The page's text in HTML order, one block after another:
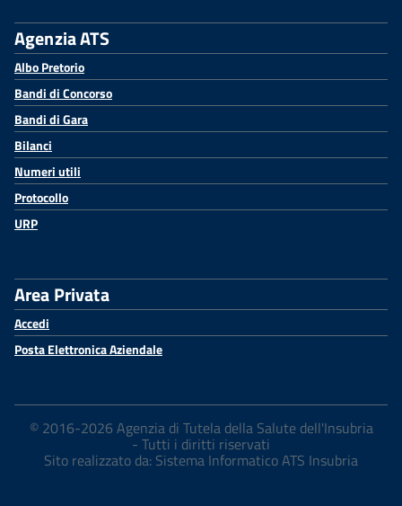
Agenzia ATS
Albo Pretorio
Bandi di Concorso
Bandi di Gara
Bilanci
Numeri utili
Protocollo
URP
Area Privata
Accedi
Posta Elettronica Aziendale
© 2016-2026 Agenzia di Tutela della Salute dell'Insubria
- Tutti i diritti riservati
Sito realizzato da: Sistema Informatico ATS Insubria